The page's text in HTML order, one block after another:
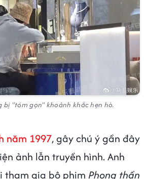
bị "tóm gọn" khoảnh khắc hẹn hò.
năm 1997, gây chú ý gần đây
ảnh lẫn truyền hình. Anh
tham gia bộ phim Phong thần